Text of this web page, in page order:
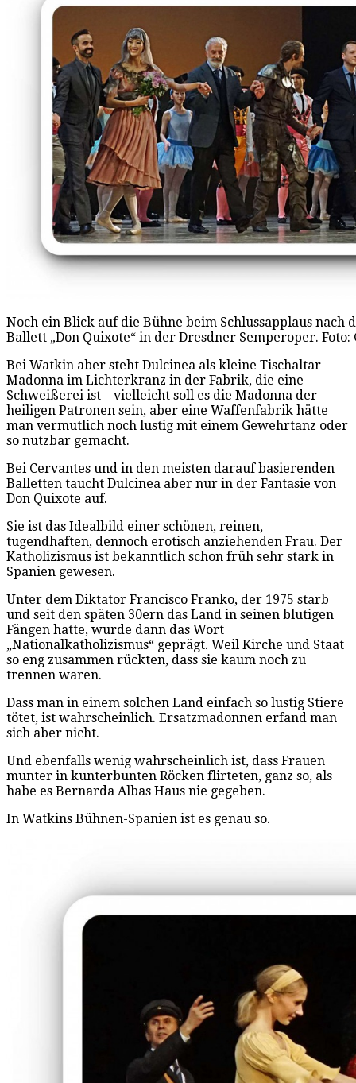
Noch ein Blick auf die Bühne beim Schlussapplaus nach
Ballett „Don Quixote“ in der Dresdner Semperoper. Foto:
Bei Watkin aber steht Dulcinea als kleine Tischaltar-
Madonna im Lichterkranz in der Fabrik, die eine
Schweißerei ist – vielleicht soll es die Madonna der
heiligen Patronen sein, aber eine Waffenfabrik hätte
man vermutlich noch lustig mit einem Gewehrtanz oder
so nutzbar gemacht.
Bei Cervantes und in den meisten darauf basierenden
Balletten taucht Dulcinea aber nur in der Fantasie von
Don Quixote auf.
Sie ist das Idealbild einer schönen, reinen,
tugendhaften, dennoch erotisch anziehenden Frau. Der
Katholizismus ist bekanntlich schon früh sehr stark in
Spanien gewesen.
Unter dem Diktator Francisco Franko, der 1975 starb
und seit den späten 30ern das Land in seinen blutigen
Fängen hatte, wurde dann das Wort
„Nationalkatholizismus“ geprägt. Weil Kirche und Staat
so eng zusammen rückten, dass sie kaum noch zu
trennen waren.
Dass man in einem solchen Land einfach so lustig Stiere
tötet, ist wahrscheinlich. Ersatzmadonnen erfand man
sich aber nicht.
Und ebenfalls wenig wahrscheinlich ist, dass Frauen
munter in kunterbunten Röcken flirteten, ganz so, als
habe es Bernarda Albas Haus nie gegeben.
In Watkins Bühnen-Spanien ist es genau so.